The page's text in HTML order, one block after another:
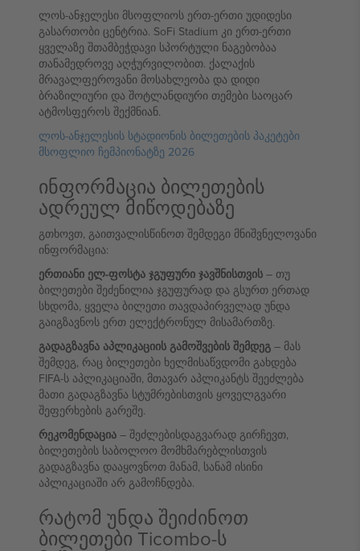
ლოს-ანჯელესი მსოფლიოს ერთ-ერთი უდიდესი
გასართობი ცენტრია. SoFi Stadium კი ერთ-ერთი
ყველაზე შთამბეჭდავი სპორტული ნაგებობაა
თანამედროვე აღჭურვილობით. ქალაქის
მრავალფეროვანი მოსახლეობა და დიდი
ბრაზილიური და შოტლანდიური თემები საოცარ
ატმოსფეროს შექმნიან.
ლოს-ანჯელესის სტადიონის ბილეთების პაკეტები
მსოფლიო ჩემპიონატზე 2026
ინფორმაცია ბილეთების
ადრეულ მიწოდებაზე
გთხოვთ, გაითვალისწინოთ შემდეგი მნიშვნელოვანი
ინფორმაცია:
ერთიანი ელ-ფოსტა ჯგუფური ჯავშნისთვის – თუ
ბილეთები შეძენილია ჯგუფურად და გსურთ ერთად
სხდომა, ყველა ბილეთი თავდაპირველად უნდა
გაიგზავნოს ერთ ელექტრონულ მისამართზე.
გადაგზავნა აპლიკაციის გამოშვების შემდეგ – მას
შემდეგ, რაც ბილეთები ხელმისაწვდომი გახდება
FIFA-ს აპლიკაციაში, მთავარ აპლიკანტს შეეძლება
მათი გადაგზავნა სტუმრებისთვის ყოველგვარი
შეფერხების გარეშე.
რეკომენდაცია – შეძლებისდაგვარად გირჩევთ,
ბილეთების საბოლოო მომხმარებლისთვის
გადაგზავნა დააყოვნოთ მანამ, სანამ ისინი
აპლიკაციაში არ გამოჩნდება.
რატომ უნდა შეიძინოთ
ბილეთები Ticombo-ს